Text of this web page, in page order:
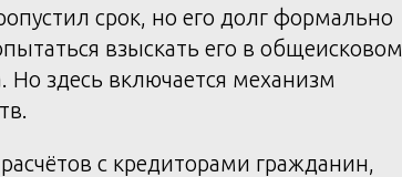
срок, но его долг формально
взыскать его в общеисковом
Но здесь включается механизм
с кредиторами гражданин,